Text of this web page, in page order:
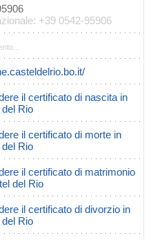
+39 0542-95906
il certificato di nascita in
Rio
il certificato di morte in
Rio
il certificato di matrimonio
del Rio
il certificato di divorzio in
Rio